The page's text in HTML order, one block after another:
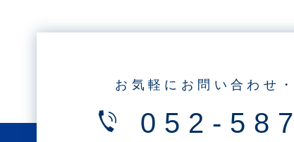
・2025年2月(3記事)
・2024年12月(2記事)
・2024年10月(3記事)
お気軽にお問い合わせ
052-